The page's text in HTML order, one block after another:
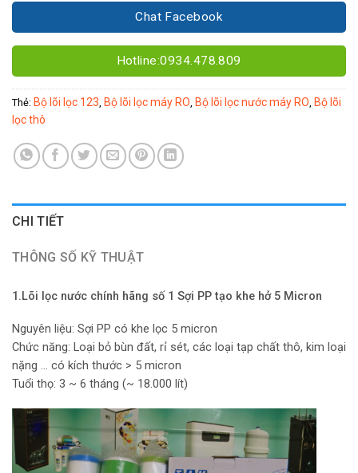
Chat Facebook
Hotline:0934.478.809
Thẻ: Bộ lõi lọc 123, Bộ lõi lọc máy RO, Bộ lõi lọc nước máy RO, Bộ lõi
lọc thô
CHI TIẾT
THÔNG SỐ KỸ THUẬT
1.Lõi lọc nước chính hãng số 1 Sợi PP tạo khe hở 5 Micron
Nguyên liệu: Sợi PP có khe lọc 5 micron
Chức năng: Loại bỏ bùn đất, rỉ sét, các loại tạp chất thô, kim loại
nặng … có kích thước > 5 micron
Tuổi thọ: 3 ~ 6 tháng (~ 18.000 lít)